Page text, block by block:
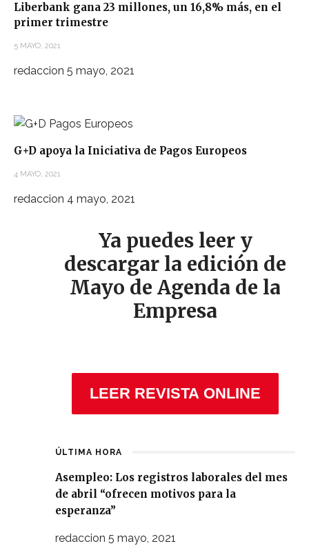
Liberbank gana 23 millones, un 16,8% más, en el
primer trimestre
5 MAYO, 2021
redaccion 5 mayo, 2021
G+D apoya la Iniciativa de Pagos Europeos
4 MAYO, 2021
redaccion 4 mayo, 2021
Ya puedes leer y
descargar la edición de
Mayo de Agenda de la
Empresa
LEER REVISTA ONLINE
ÚLTIMA HORA
Asempleo: Los registros laborales del mes
de abril “ofrecen motivos para la
esperanza”
redaccion 5 mayo, 2021